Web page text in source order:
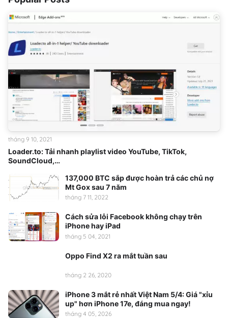
Loader.to: Tải nhanh playlist video YouTube, TikTok,
SoundCloud,…
tháng 9 10, 2021
137,000 BTC sắp được hoàn trả các chủ nợ
Mt Gox sau 7 năm
tháng 7 11, 2022
Cách sửa lỗi Facebook không chạy trên
iPhone hay iPad
tháng 5 04, 2021
Oppo Find X2 ra mắt tuần sau
tháng 2 26, 2020
iPhone 3 mắt rẻ nhất Việt Nam 5/4: Giá "xỉu
up" hơn iPhone 17e, đáng mua ngay!
tháng 4 05, 2026